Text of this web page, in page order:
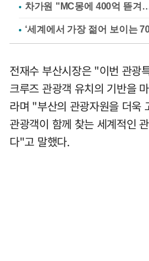
전재수 부산시장은 "이번 관광
크루즈 관광객 유치의 기반을
라며 "부산의 관광자원을 더욱
관광객이 함께 찾는 세계적인
다"고 말했다.